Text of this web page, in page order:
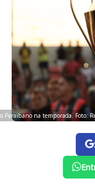
Paraibano na temporada. Foto: